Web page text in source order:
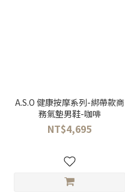
A.S.O 健康按摩系列-綁帶款商
務氣墊男鞋-咖啡
NT$4,695